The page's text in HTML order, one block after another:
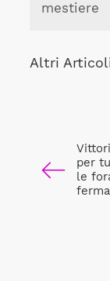
mestiere
Altri
per
le